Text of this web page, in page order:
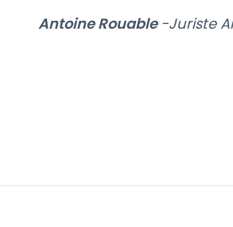
Antoine Rouable -Juriste